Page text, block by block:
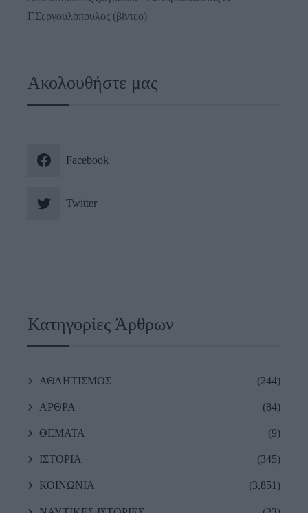
Γ.Σεργουλόπουλος (βίντεο)
Ακολουθήστε μας
Facebook
Twitter
Κατηγορίες Άρθρων
ΑΘΛΗΤΙΣΜΟΣ (244)
ΑΡΘΡΑ (84)
ΘΕΜΑΤΑ (9)
ΙΣΤΟΡΙΑ (345)
ΚΟΙΝΩΝΙΑ (3,851)